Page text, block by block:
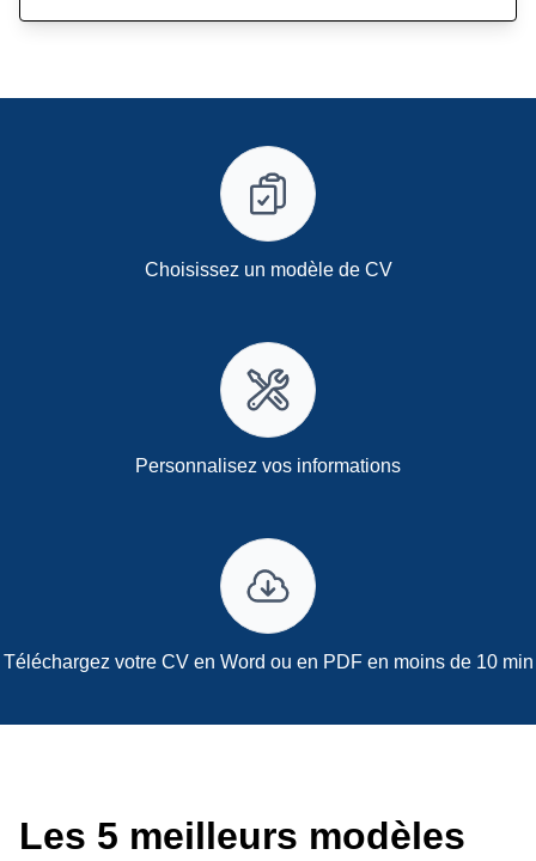
Choisissez un modèle de CV
Personnalisez vos informations
Téléchargez votre CV en Word ou en PDF en moins de 10 min
Les 5 meilleurs modèles